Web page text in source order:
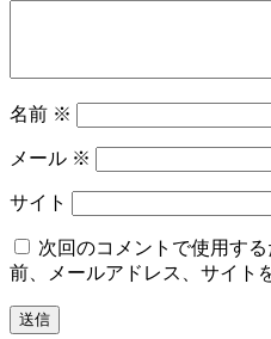
名前 ※
メール ※
サイト
次回のコメントで使用す
前、メールアドレス、サイト